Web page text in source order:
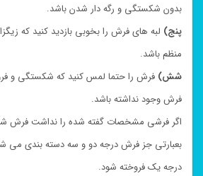
بدون شکستگی و رگه دار شدن باشد.
پنج) لبه های فرش را بخوبی بازدید کنید که
منظم باشد.
شش) فرش را حتما لمس کنید که شکستگی و
فرش وجود نداشته باشد.
اگر فرشی مشخصات گفته شده را نداشت فرش
بعبارتی جز فرش درجه دو و سه دسته بندی می
درجه یک فروخته شود.